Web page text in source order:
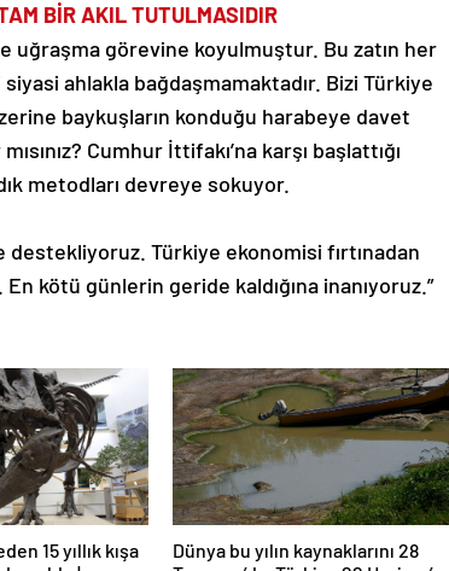
BİR AKIL TUTULMASIDIR
uğraşma görevine koyulmuştur. Bu zatın her
ahlakla bağdaşmamaktadır. Bizi Türkiye
baykuşların konduğu harabeye davet
Cumhur İttifakı’na karşı başlattığı
metodları devreye sokuyor.
destekliyoruz. Türkiye ekonomisi fırtınadan
kötü günlerin geride kaldığına inanıyoruz.”
15 yıllık kışa
Dünya bu yılın kaynaklarını 28